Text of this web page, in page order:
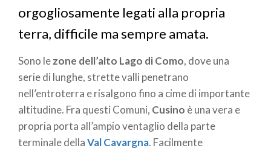
orgogliosamente legati alla propria
terra, difficile ma sempre amata.
Sono lezone dell’alto Lago di Como, dove una
serie di lunghe, strette valli penetrano
nell’entroterra e risalgono fino a cime di importante
altitudine. Fra questi Comuni, Cusino è una vera e
propria porta all’ampio ventaglio della parte
terminale dellaVal Cavargna. Facilmente